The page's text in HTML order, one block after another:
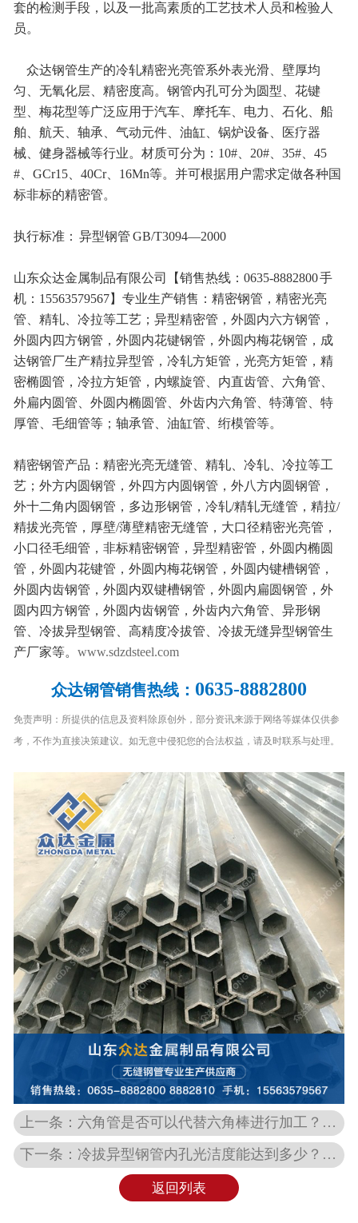
套的检测手段，以及一批高素质的工艺技术人员和检验人
员。
众达钢管生产的冷轧精密光亮管系外表光滑、壁厚均
匀、无氧化层、精密度高。钢管内孔可分为圆型、花键
型、梅花型等广泛应用于汽车、摩托车、电力、石化、船
舶、航天、轴承、气动元件、油缸、锅炉设备、医疗器
械、健身器械等行业。材质可分为：10#、20#、35#、45
#、GCr15、40Cr、16Mn等。并可根据用户需求定做各种国
标非标的精密管。
执行标准： 异型钢管 GB/T3094—2000
山东众达金属制品有限公司【销售热线：0635-8882800 手
机：15563579567】专业生产销售：精密钢管，精密光亮
管、精轧、冷拉等工艺；异型精密管，外圆内六方钢管，
外圆内四方钢管，外圆内花键钢管，外圆内梅花钢管，成
达钢管厂生产精拉异型管，冷轧方矩管，光亮方矩管，精
密椭圆管，冷拉方矩管，内螺旋管、内直齿管、六角管、
外扁内圆管、外圆内椭圆管、外齿内六角管、特薄管、特
厚管、毛细管等；轴承管、油缸管、绗模管等。
精密钢管产品：精密光亮无缝管、精轧、冷轧、冷拉等工
艺；外方内圆钢管，外四方内圆钢管，外八方内圆钢管，
外十二角内圆钢管，多边形钢管，冷轧/精轧无缝管，精拉/
精拔光亮管，厚壁/薄壁精密无缝管，大口径精密光亮管，
小口径毛细管，非标精密钢管，异型精密管，外圆内椭圆
管，外圆内花键管，外圆内梅花钢管，外圆内键槽钢管，
外圆内齿钢管，外圆内双键槽钢管，外圆内扁圆钢管，外
圆内四方钢管，外圆内齿钢管，外齿内六角管、异形钢
管、冷拔异型钢管、高精度冷拔管、冷拔无缝异型钢管生
产厂家等。 www.sdzdsteel.com
众达钢管销售热线： 0635-8882800
免责声明：所提供的信息及资料除原创外，部分资讯来源于网络等媒体仅供参
考，不作为直接决策建议。如无意中侵犯您的合法权益，请及时联系与处理。
上一条：六角管是否可以代替六角棒进行加工？哪种工艺生产成本低？
下一条：冷拔异型钢管内孔光洁度能达到多少？众达金属
返回列表